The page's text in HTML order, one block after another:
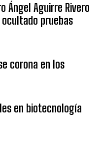
Ángel Aguirre Rivero
ocultado pruebas
corona en los
en biotecnología